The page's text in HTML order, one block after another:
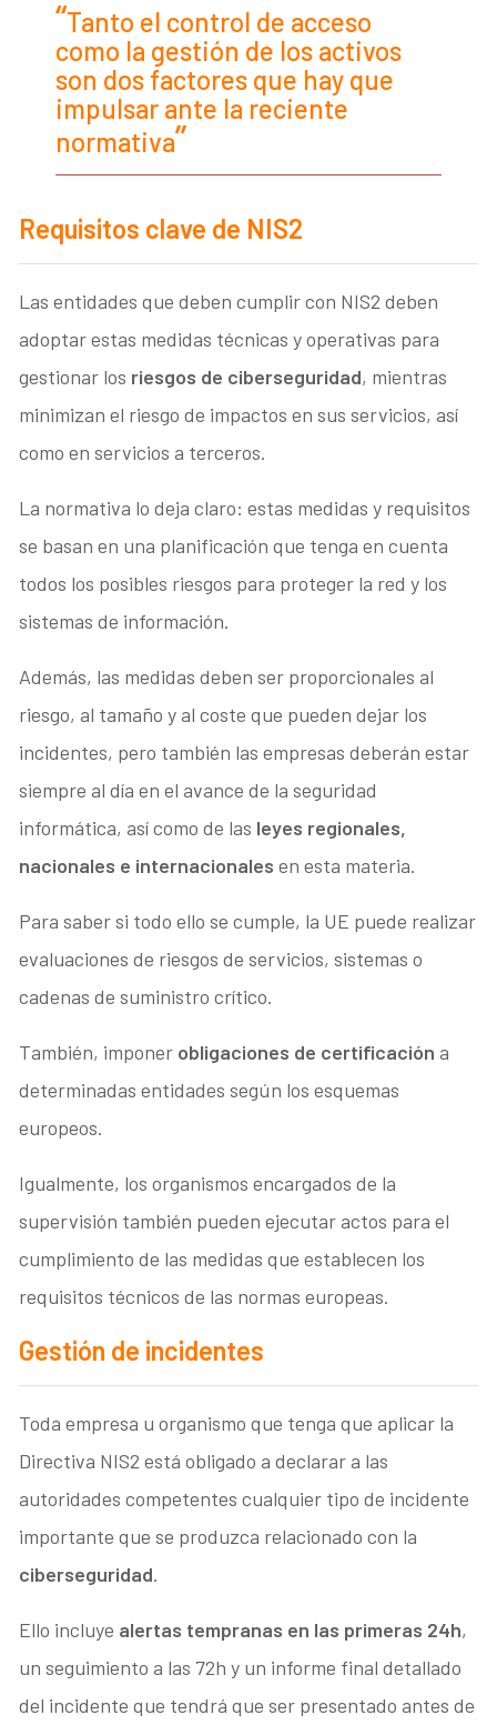
Tanto el control de acceso
como la gestión de los activos
son dos factores que hay que
impulsar ante la reciente
normativa
Requisitos clave de NIS2
Las entidades que deben cumplir con NIS2 deben
adoptar estas medidas técnicas y operativas para
gestionar los riesgos de ciberseguridad, mientras
minimizan el riesgo de impactos en sus servicios, así
como en servicios a terceros.
La normativa lo deja claro: estas medidas y requisitos
se basan en una planificación que tenga en cuenta
todos los posibles riesgos para proteger la red y los
sistemas de información.
Además, las medidas deben ser proporcionales al
riesgo, al tamaño y al coste que pueden dejar los
incidentes, pero también las empresas deberán estar
siempre al día en el avance de la seguridad
informática, así como de las leyes regionales,
nacionales e internacionales en esta materia.
Para saber si todo ello se cumple, la UE puede realizar
evaluaciones de riesgos de servicios, sistemas o
cadenas de suministro crítico.
También, imponer obligaciones de certificación a
determinadas entidades según los esquemas
europeos.
Igualmente, los organismos encargados de la
supervisión también pueden ejecutar actos para el
cumplimiento de las medidas que establecen los
requisitos técnicos de las normas europeas.
Gestión de incidentes
Toda empresa u organismo que tenga que aplicar la
Directiva NIS2 está obligado a declarar a las
autoridades competentes cualquier tipo de incidente
importante que se produzca relacionado con la
ciberseguridad.
Ello incluye alertas tempranas en las primeras 24h,
un seguimiento a las 72h y un informe final detallado
del incidente que tendrá que ser presentado antes de